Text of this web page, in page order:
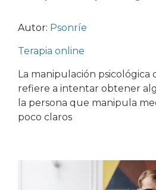
Autor: Psonríe
Terapia online
La manipulación psicológica
refiere a intentar obtener
la persona que manipula
poco claros